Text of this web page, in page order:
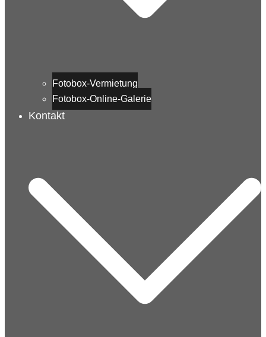
Fotobox-Vermietung
Fotobox-Online-Galerie
Kontakt